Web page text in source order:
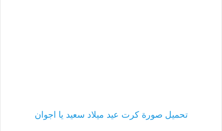
تحميل صورة كرت عيد ميلاد سعيد يا اجوان